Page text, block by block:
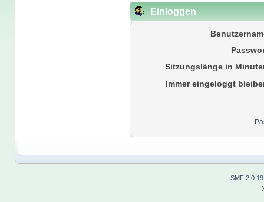
Einloggen
Sitzungslänge in
Immer eingeloggt
SMF 2.0.19